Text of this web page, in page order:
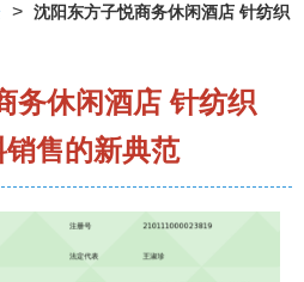
> 沈阳东方子悦商务休闲酒店 针纺织
务休闲酒店 针纺织
售的新典范